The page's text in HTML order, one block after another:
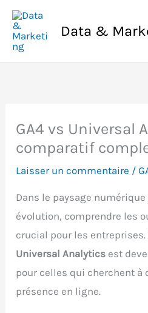
Aller
contenu
Data &
GA4 vs Universal
comparatif
Laisser un commentaire /
Dans le paysage
évolution, comprendre les
crucial pour les entreprises.
Universal Analytics est
pour celles qui cherchent à
présence en ligne.